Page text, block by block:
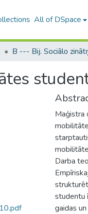
All of DSpace
Maģistra
Darba
studentu
gaidas